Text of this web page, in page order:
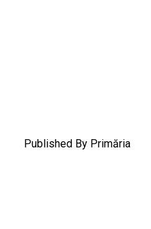
Published By Primăria